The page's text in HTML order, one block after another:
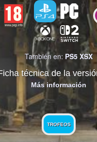
También en: PS5 XSX
técnica de la
Más información
TROFEOS